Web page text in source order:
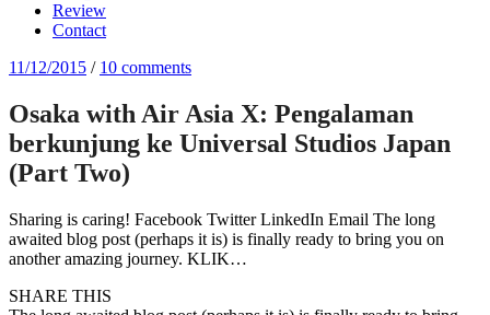
Review
Contact
11/12/2015 / 10 comments
Osaka with Air Asia X: Pengalaman
berkunjung ke Universal Studios Japan
(Part Two)
Sharing is caring! Facebook Twitter LinkedIn Email The long
awaited blog post (perhaps it is) is finally ready to bring you on
another amazing journey. KLIK…
SHARE THIS